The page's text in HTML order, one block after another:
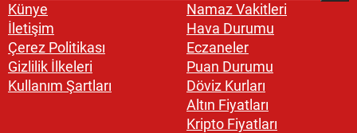
Künye
İletişim
Çerez Politikası
Gizlilik İlkeleri
Kullanım Şartları
Namaz Vakitleri
Hava Durumu
Eczaneler
Puan Durumu
Döviz Kurları
Altın Fiyatları
Kripto Fiyatları